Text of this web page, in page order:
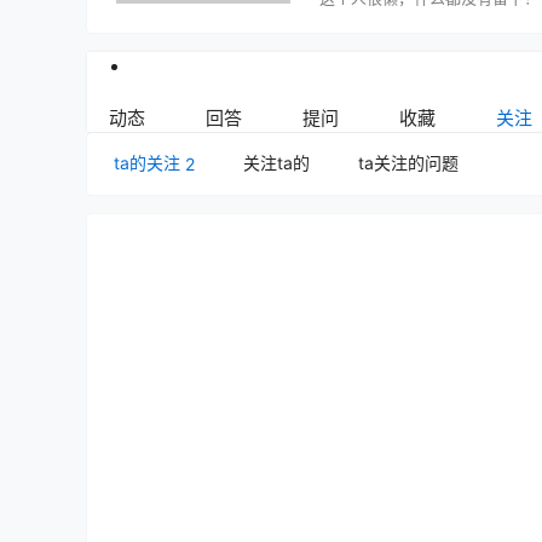
动态 回答 提问 收藏 关注
ta的关注 2 关注ta的 ta关注的问题